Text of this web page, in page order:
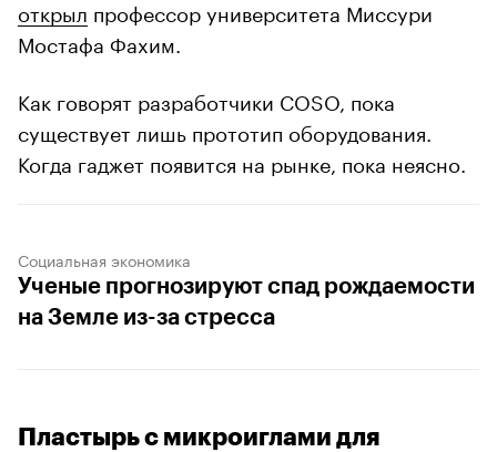
открыл профессор университета Миссури
Мостафа Фахим.
Как говорят разработчики COSO, пока
существует лишь прототип оборудования.
Когда гаджет появится на рынке, пока неясно.
Социальная экономика
Ученые прогнозируют спад рождаемости
на Земле из-за стресса
Пластырь с микроиглами для